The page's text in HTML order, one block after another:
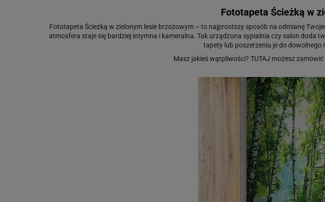
Fototapeta Ścieżką w
Fototapeta Ścieżką w zielonym lesie brzozowym – to najprostszy sposób na odmianę
atmosfera staje się bardziej intymna i kameralna. Tak urządzona sypialnia czy salon doda
tapety lub poszerzeniu je do dowolnego
Masz jakieś wątpliwości? TUTAJ możesz